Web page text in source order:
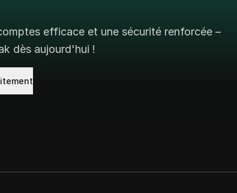
efficace et une sécurité renforcée –
dès aujourd'hui !